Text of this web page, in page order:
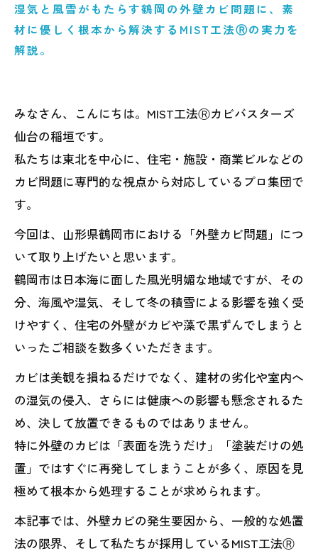
湿気と風雪がもたらす鶴岡の外壁カビ問題に、素
材に優しく根本から解決するMIST工法Ⓡの実力を
解説。
みなさん、こんにちは。MIST工法Ⓡカビバスターズ
仙台の稲垣です。
私たちは東北を中心に、住宅・施設・商業ビルなどの
カビ問題に専門的な視点から対応しているプロ集団で
す。
今回は、山形県鶴岡市における「外壁カビ問題」につ
いて取り上げたいと思います。
鶴岡市は日本海に面した風光明媚な地域ですが、その
分、海風や湿気、そして冬の積雪による影響を強く受
けやすく、住宅の外壁がカビや藻で黒ずんでしまうと
いったご相談を数多くいただきます。
カビは美観を損ねるだけでなく、建材の劣化や室内へ
の湿気の侵入、さらには健康への影響も懸念されるた
め、決して放置できるものではありません。
特に外壁のカビは「表面を洗うだけ」「塗装だけの処
置」ではすぐに再発してしまうことが多く、原因を見
極めて根本から処理することが求められます。
本記事では、外壁カビの発生要因から、一般的な処置
法の限界、そして私たちが採用しているMIST工法Ⓡ